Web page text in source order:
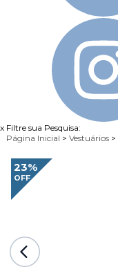
x Filtre sua Pesquisa:
Página Inicial > Vestuários >
23%
OFF